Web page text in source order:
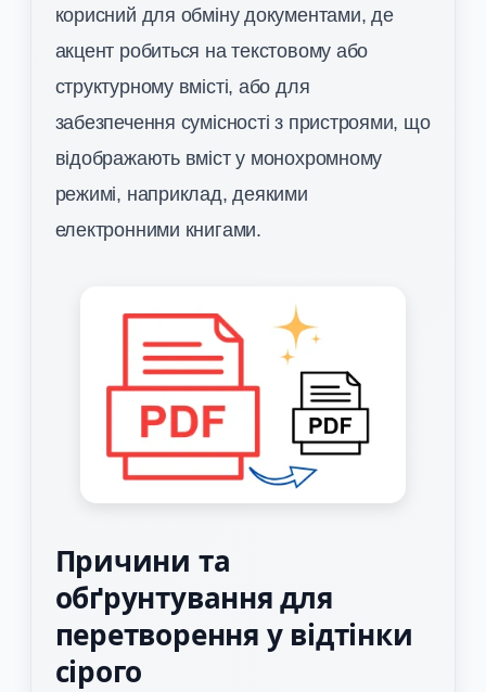
корисний для обміну документами, де
акцент робиться на текстовому або
структурному вмісті, або для
забезпечення сумісності з пристроями, що
відображають вміст у монохромному
режимі, наприклад, деякими
електронними книгами.
Причини та
обґрунтування для
перетворення у відтінки
сірого